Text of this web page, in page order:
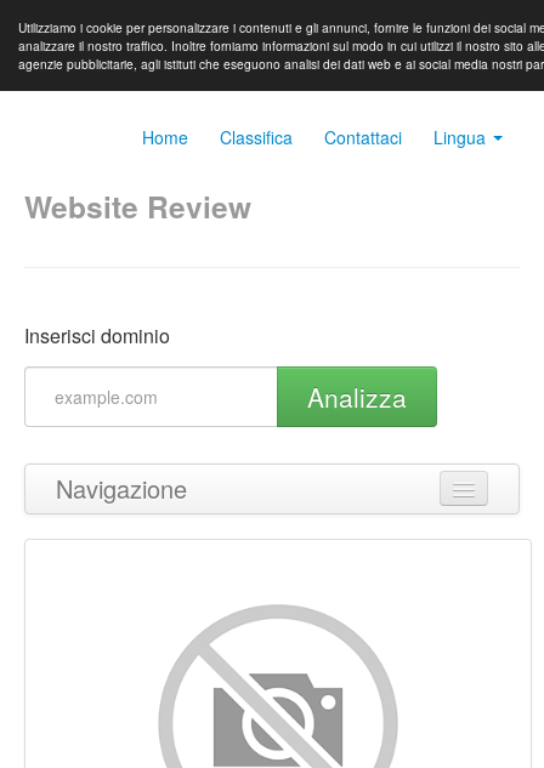
Utilizziamo i cookie per personalizzare i contenuti e gli annunci, fornire le funzioni dei social
analizzare il nostro traffico. Inoltre forniamo informazioni sul modo in cui utilizzi il nostro sito
agenzie pubblicitarie, agli istituti che eseguono analisi dei dati web e ai social media nostri
Home Classifica Contattaci Lingua
Website Review
Inserisci dominio
Analizza
Navigazione
Torna in cima
Keywords
Usabilita